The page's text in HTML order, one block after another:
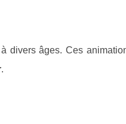
divers âges. Ces
.